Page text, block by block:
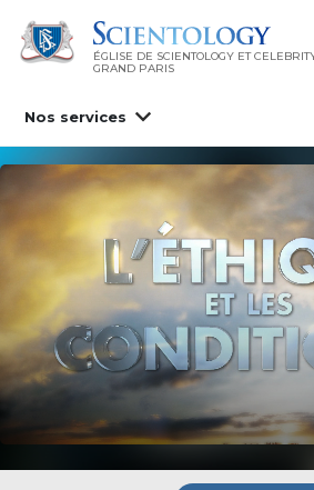
ÉGLISE DE SCIENTOLOGY ET
GRAND PARIS
Nos services